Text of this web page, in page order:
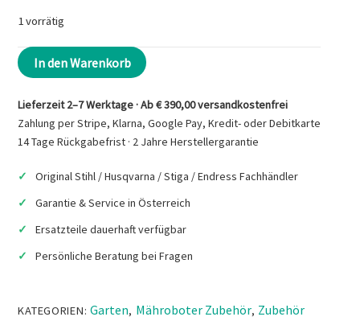
1 vorrätig
STIHL
Elektronikmodul
MID
RMI,
63094301449
In den Warenkorb
Lieferzeit 2–7 Werktage · Ab € 390,00 versandkostenfrei
Zahlung per Stripe, Klarna, Google Pay, Kredit- oder Debitkarte
14 Tage Rückgabefrist · 2 Jahre Herstellergarantie
Original Stihl / Husqvarna / Stiga / Endress Fachhändler
Garantie & Service in Österreich
Ersatzteile dauerhaft verfügbar
Persönliche Beratung bei Fragen
KATEGORIEN:Garten, Mähroboter Zubehör, Zubehör